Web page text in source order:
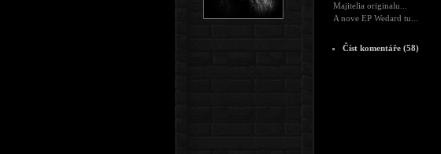
Majitelia originalu...
A nove EP Wedard tu...
Číst komentáře (58)